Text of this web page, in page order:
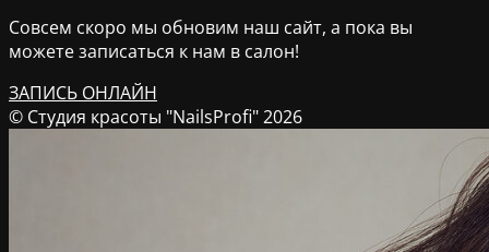
Совсем скоро мы обновим наш сайт, а пока вы
можете записаться к нам в салон!
ЗАПИСЬ ОНЛАЙН
© Студия красоты "NailsProfi" 2026